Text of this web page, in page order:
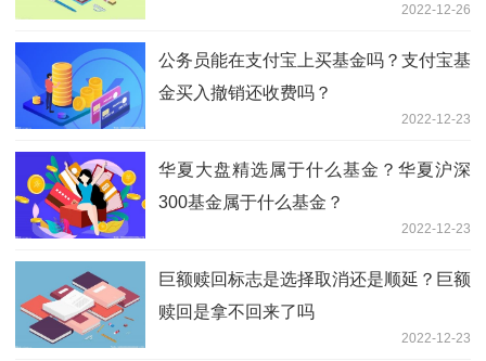
2022-12-26
公务员能在支付宝上买基金吗？支付宝基
金买入撤销还收费吗？
2022-12-23
华夏大盘精选属于什么基金？华夏沪深
300基金属于什么基金？
2022-12-23
巨额赎回标志是选择取消还是顺延？巨额
赎回是拿不回来了吗
2022-12-23